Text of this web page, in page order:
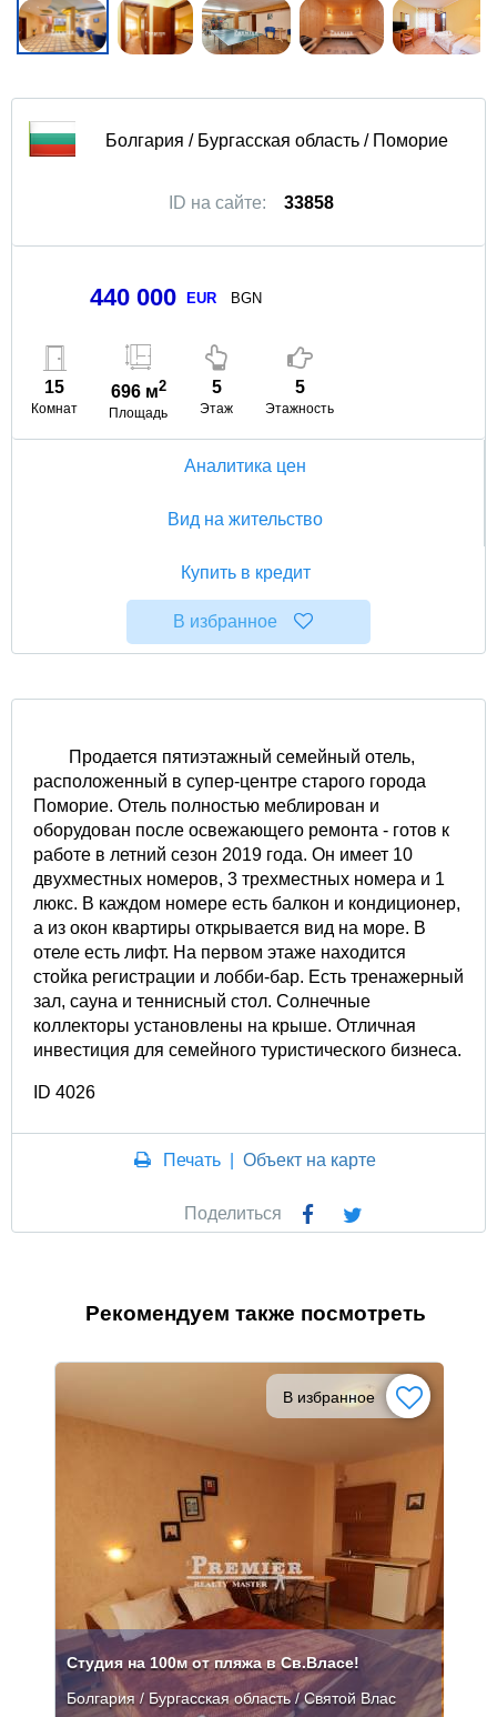
Болгария / Бургасская область / Поморие
33858
ID на сайте:
440 000 EUR BGN
15
Комнат
696 м2
Площадь
5
Этаж
5
Этажность
Аналитика цен
Вид на жительство
Купить в кредит
В избранное
Продается пятиэтажный семейный отель,
расположенный в супер-центре старого города
Поморие. Отель полностью меблирован и
оборудован после освежающего ремонта - готов к
работе в летний сезон 2019 года. Он имеет 10
двухместных номеров, 3 трехместных номера и 1
люкс. В каждом номере есть балкон и кондиционер,
а из окон квартиры открывается вид на море. В
отеле есть лифт. На первом этаже находится
стойка регистрации и лобби-бар. Есть тренажерный
зал, сауна и теннисный стол. Солнечные
коллекторы установлены на крыше. Отличная
инвестиция для семейного туристического бизнеса.
ID 4026
Печать |Объект на карте
Поделиться
Рекомендуем также посмотреть
В избранное
Студия на 100м от пляжа в Св.Власе!
Болгария / Бургасская область / Святой Влас